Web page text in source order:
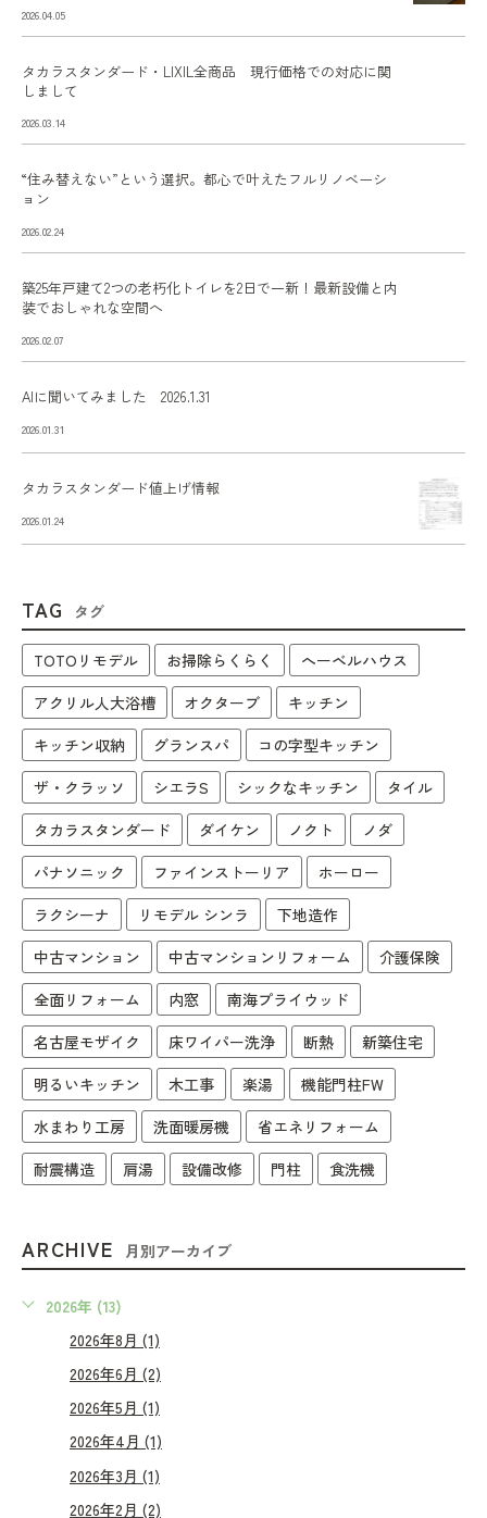
2026.04.05
タカラスタンダード・LIXIL全商品 現行価格での対応に関
しまして
2026.03.14
“住み替えない”という選択。都心で叶えたフルリノベーシ
ョン
2026.02.24
築25年戸建て2つの老朽化トイレを2日で一新！最新設備と内
装でおしゃれな空間へ
2026.02.07
AIに聞いてみました 2026.1.31
2026.01.31
タカラスタンダード値上げ情報
2026.01.24
TAG タグ
TOTOリモデル お掃除らくらく
へーベルハウス
アクリル人大浴槽
オクターブ
キッチン
キッチン収納
グランスパ
コの字型キッチン
ザ・クラッソ
シエラS シックなキッチン
タイル
タカラスタンダード
ダイケン ノクト
ノダ
パナソニック
ファインストーリア
ホーロー
ラクシーナ
リモデル シンラ
下地造作
中古マンション
中古マンションリフォーム
介護保険
全面リフォーム
内窓
南海プライウッド
名古屋モザイク
床ワイパー洗浄 断熱
新築住宅
明るいキッチン
木工事 楽湯
機能門柱FW
水まわり工房
洗面暖房機
省エネリフォーム
耐震構造
肩湯 設備改修 門柱 食洗機
ARCHIVE 月別アーカイブ
2026年 (13)
2026年8月 (1)
2026年6月 (2)
2026年5月 (1)
2026年4月 (1)
2026年3月 (1)
2026年2月 (2)